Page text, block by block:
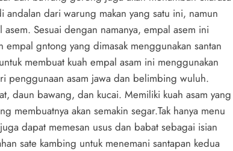
dari warung makan yang satu ini, namun
Sesuai dengan namanya, empal asem ini
gntong yang dimasak menggunakan santan
membuat kuah empal asam ini menggunakan
penggunaan asam jawa dan belimbing wuluh.
daun bawang, dan kucai. Memiliki kuah asam yang
membuatnya akan semakin segar.Tak hanya menu
dapat memesan usus dan babat sebagai isian
sate kambing untuk menemani santapan kedua